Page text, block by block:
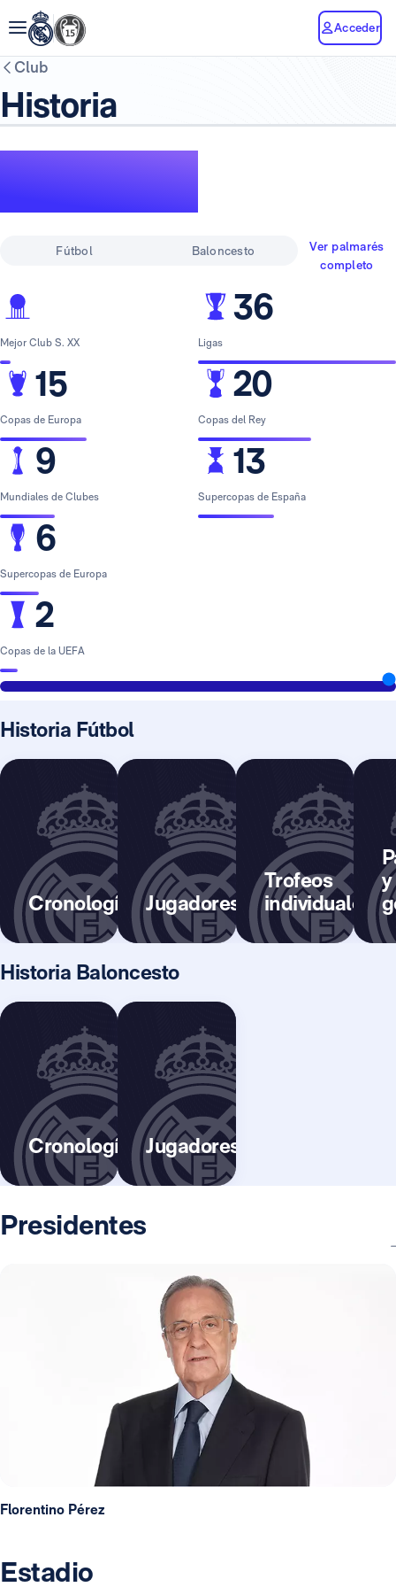
Acceder
Club
Historia
Fútbol Baloncesto
Ver palmarés
completo
Mejor Club S. XX
15
Copas de Europa
9
Mundiales de Clubes
6
Supercopas de Europa
2
Copas de la UEFA
36
Ligas
20
Copas del Rey
13
Supercopas de España
Historia Fútbol
Cronología Jugadores
Trofeos
individuales
y
Historia Baloncesto
Cronología Jugadores
Presidentes
Florentino Pérez
Estadio